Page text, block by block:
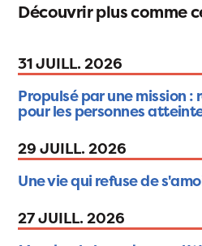
Découvrir plus comme
31 JUILL. 2026
Propulsé par une mission :
pour les personnes
29 JUILL. 2026
Une vie qui refuse de
27 JUILL. 2026